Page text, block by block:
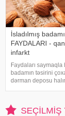
İsladılmış
FAYDALARI -
infarkt
Faydaları saymaqla
badamın təsirini
dərman deposu
İsladılmış badam E
maqnezium,
SEÇILMIŞ